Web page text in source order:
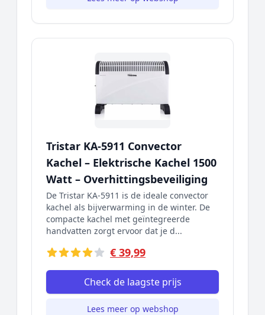
Tristar KA-5911 Convector
Kachel – Elektrische Kachel 1500
Watt – Overhittingsbeveiliging
De Tristar KA-5911 is de ideale convector
kachel als bijverwarming in de winter. De
compacte kachel met geïntegreerde
handvatten zorgt ervoor dat je d...
€ 39,99
Check de laagste prijs
Lees meer op webshop